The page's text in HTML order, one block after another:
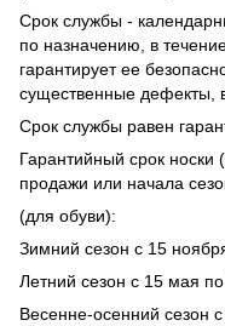
Срок службы -
по назначению, в
гарантирует ее
существенные дефекты,
Срок службы равен
Гарантийный срок носки
продажи или начала
(для обуви):
Зимний сезон с 15
Летний сезон с 15 мая
Весенне-осенний сезон